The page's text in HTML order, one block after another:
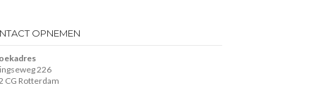
OPNEMEN
226
CG Rotterdam